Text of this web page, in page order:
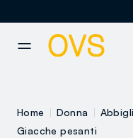
Home Donna
Giacche pesanti